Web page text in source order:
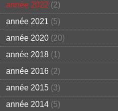
année 2022 (2)
année 2021 (5)
année 2020 (20)
année 2018 (1)
année 2016 (2)
année 2015 (3)
année 2014 (5)